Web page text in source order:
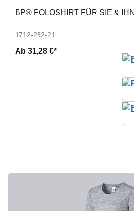
BP® POLOSHIRT FÜR SIE & IHN
1712-232-21
Ab 31,28 €*